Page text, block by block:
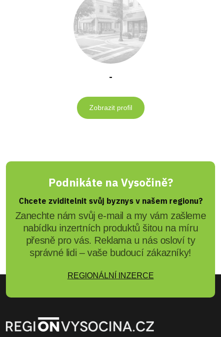
-
Zobrazit profil
Podnikáte na Vysočině?
Chcete zviditelnit svůj byznys v našem regionu?
Zanechte nám svůj e-mail a my vám zašleme
nabídku inzertních produktů šitou na míru
přesně pro vás. Reklama u nás osloví ty
správné lidi – vaše budoucí zákazníky!
REGIONÁLNÍ INZERCE